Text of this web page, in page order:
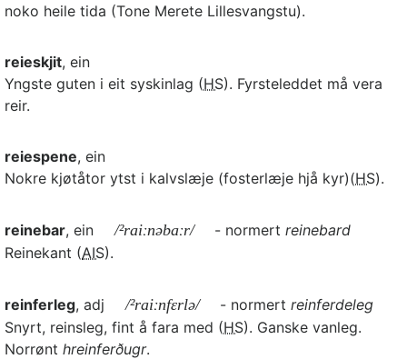
noko heile tida (Tone Merete Lillesvangstu).
reieskjit, ein
Yngste guten i eit syskinlag (HS). Fyrsteleddet må vera
reir.
reiespene, ein
Nokre kjøtåtor ytst i kalvslæje (fosterlæje hjå kyr)(HS).
reinebar, ein /²raiːnəbaːr/ - normertreinebard
Reinekant (AIS).
reinferleg, adj /²raiːnfɛrlə/ - normertreinferdeleg
Snyrt, reinsleg, fint å fara med (HS). Ganske vanleg.
Norrønt hreinferðugr.